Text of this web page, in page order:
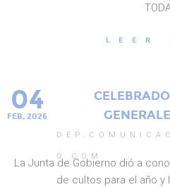
LEER
04
FEB, 2026
0 COM.
La Junta de Gobierno dió a
de cultos para el año